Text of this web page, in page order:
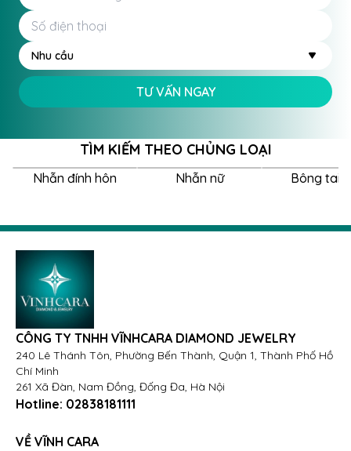
Nhu cầu
TƯ VẤN NGAY
TÌM KIẾM THEO CHỦNG LOẠI
Nhẫn đính hôn Nhẫn nữ Bông tai
CÔNG TY TNHH VĨNHCARA DIAMOND JEWELRY
240 Lê Thánh Tôn, Phường Bến Thành, Quận 1, Thành Phố Hồ
Chí Minh
261 Xã Đàn, Nam Đồng, Đống Đa, Hà Nội
Hotline: 02838181111
VỀ VĨNH CARA